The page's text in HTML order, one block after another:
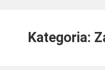
Kategoria: